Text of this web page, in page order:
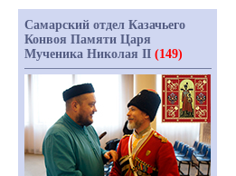
Самарский отдел Казачьего
Конвоя Памяти Царя
Мученика Николая II (149)